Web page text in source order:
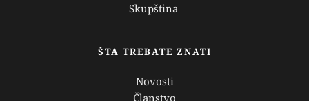
Skupština
ŠTA TREBATE ZNATI
Novosti
Članstvo